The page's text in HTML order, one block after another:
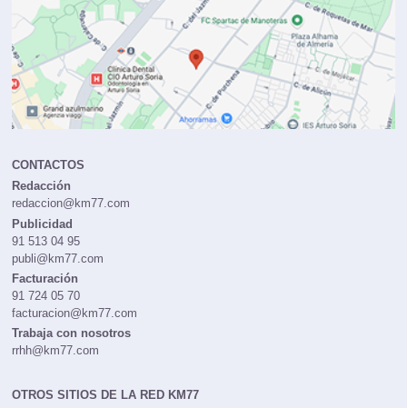
CONTACTOS
Redacción
redaccion@km77.com
Publicidad
91 513 04 95
publi@km77.com
Facturación
91 724 05 70
facturacion@km77.com
Trabaja con nosotros
rrhh@km77.com
OTROS SITIOS DE LA RED KM77